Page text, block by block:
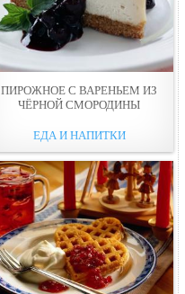
ПИРОЖНОЕ С ВАРЕНЬЕМ ИЗ
ЧЁРНОЙ СМОРОДИНЫ
ЕДА И НАПИТКИ